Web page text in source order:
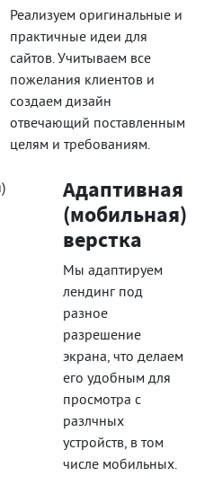
Реализуем оригинальные и
практичные идеи для
сайтов. Учитываем все
пожелания клиентов и
создаем дизайн
отвечающий поставленным
целям и требованиям.
Адаптивная
(мобильная)
верстка
Мы адаптируем
лендинг под
разное
разрешение
экрана, что делаем
его удобным для
просмотра с
разлчных
устройств, в том
числе мобильных.